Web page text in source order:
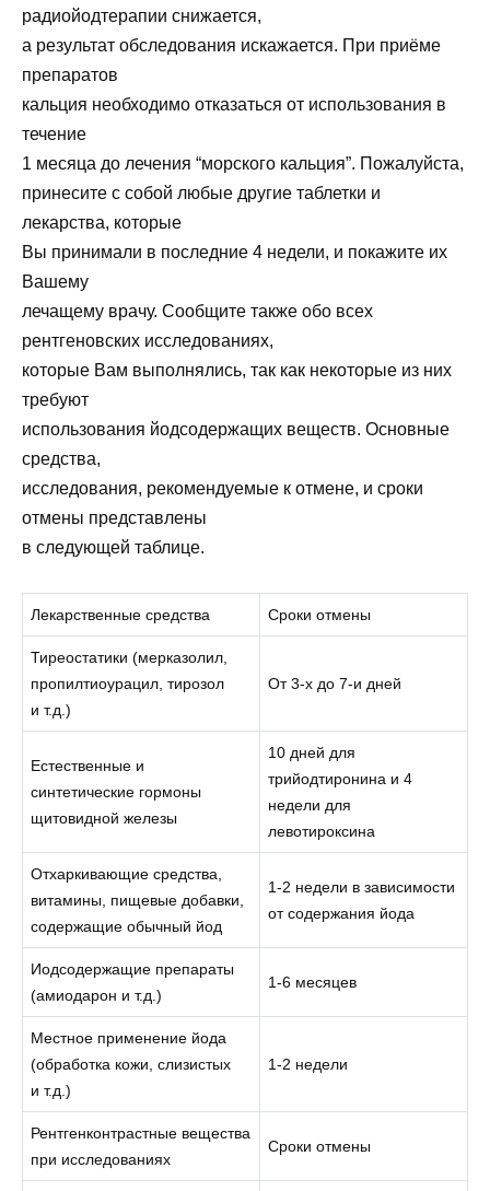
радиойодтерапии снижается,
а результат обследования искажается. При приёме
препаратов
кальция необходимо отказаться от использования в
течение
1 месяца до лечения “морского кальция”. Пожалуйста,
принесите с собой любые другие таблетки и
лекарства, которые
Вы принимали в последние 4 недели, и покажите их
Вашему
лечащему врачу. Сообщите также обо всех
рентгеновских исследованиях,
которые Вам выполнялись, так как некоторые из них
требуют
использования йодсодержащих веществ. Основные
средства,
исследования, рекомендуемые к отмене, и сроки
отмены представлены
в следующей таблице.
Лекарственные средства Сроки отмены
Тиреостатики (мерказолил,
пропилтиоурацил, тирозол
и т.д.)
От 3-х до 7-и дней
Естественные и
синтетические гормоны
щитовидной железы
10 дней для
трийодтиронина и 4
недели для
левотироксина
Отхаркивающие средства,
витамины, пищевые добавки,
содержащие обычный йод
1-2 недели в зависимости
от содержания йода
Иодсодержащие препараты
(амиодарон и т.д.)
1-6 месяцев
Местное применение йода
(обработка кожи, слизистых
и т.д.)
1-2 недели
Рентгенконтрастные вещества
при исследованиях
Сроки отмены